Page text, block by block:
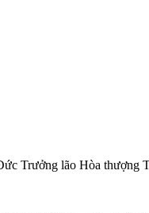
Trưởng lão Hòa thượng